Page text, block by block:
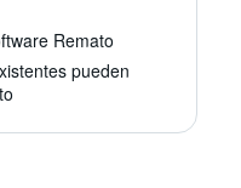
Remato
pueden